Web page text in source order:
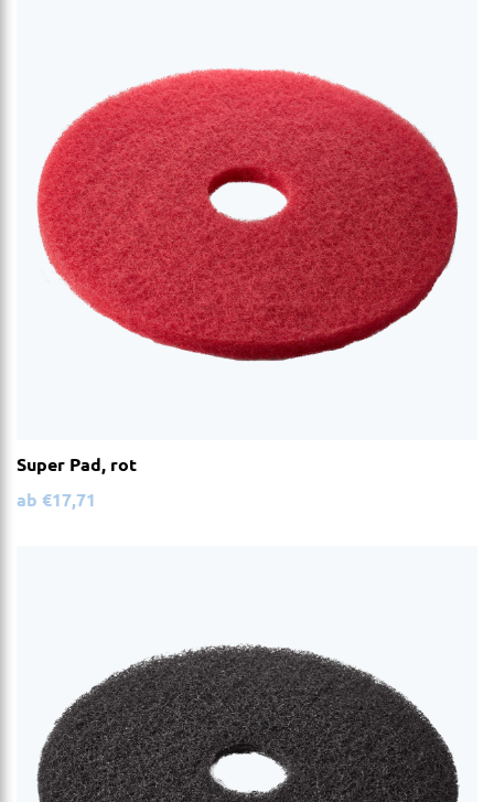
Super Pad, rot
ab €17,71